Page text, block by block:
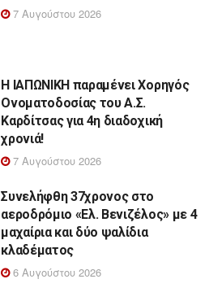
7 Αυγούστου 2026
Η ΙΑΠΩΝΙΚΗ παραμένει Χορηγός
Ονοματοδοσίας του Α.Σ.
Καρδίτσας για 4η διαδοχική
χρονιά!
7 Αυγούστου 2026
Συνελήφθη 37χρονος στο
αεροδρόμιο «Ελ. Βενιζέλος» με 4
μαχαίρια και δύο ψαλίδια
κλαδέματος
6 Αυγούστου 2026